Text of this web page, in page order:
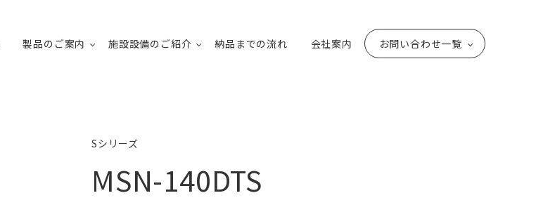
製品のご案内 施設設備のご紹介 納品までの流れ 会社案内 お問い合わせ一覧
Sシリーズ
MSN-140DTS